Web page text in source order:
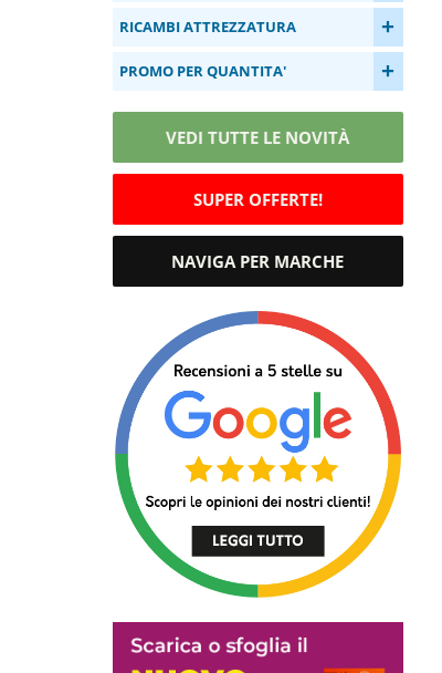
RICAMBI ATTREZZATURA +
PROMO PER QUANTITA' +
VEDI TUTTE LE NOVITÀ
SUPER OFFERTE!
NAVIGA PER MARCHE